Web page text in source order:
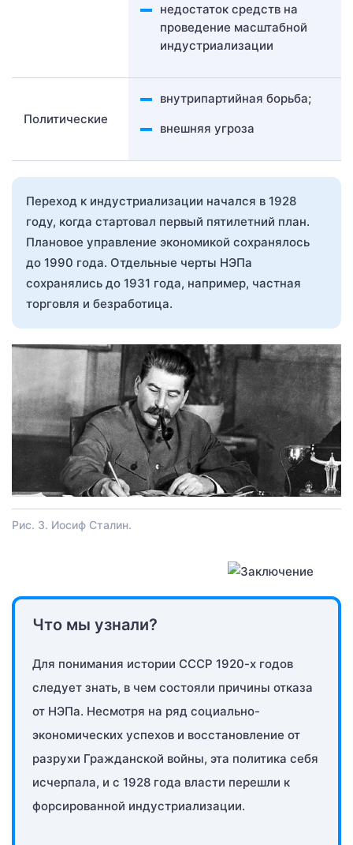
недостаток средств на
проведение масштабной
индустриализации
Политические
внутрипартийная борьба;
внешняя угроза
Переход к индустриализации начался в 1928
году, когда стартовал первый пятилетний план.
Плановое управление экономикой сохранялось
до 1990 года. Отдельные черты НЭПа
сохранялись до 1931 года, например, частная
торговля и безработица.
Рис. 3. Иосиф Сталин.
Что мы узнали?
Для понимания истории СССР 1920-х годов
следует знать, в чем состояли причины отказа
от НЭПа. Несмотря на ряд социально-
экономических успехов и восстановление от
разрухи Гражданской войны, эта политика себя
исчерпала, и с 1928 года власти перешли к
форсированной индустриализации.